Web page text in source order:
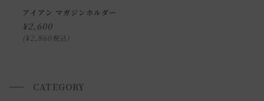
申し訳ございませんが、具体的な時間帯指定をしての出荷は
できません。
また、日曜・祝日は、時間帯指定ができません。
いませ 。
アイアン マガジンホルダー
¥2,600
¥2,860 税込
CATEGORY